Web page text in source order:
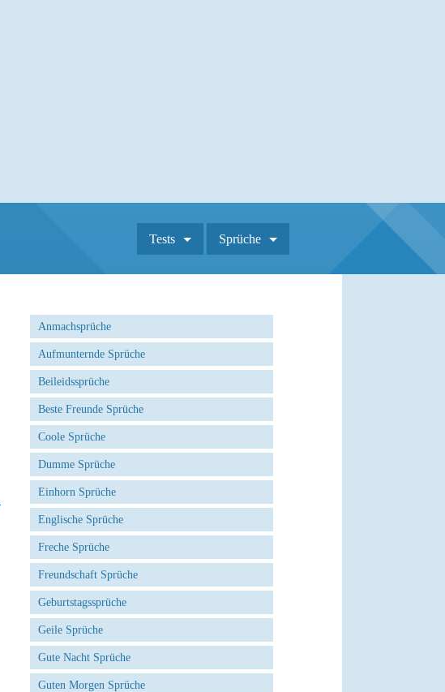
Tests Sprüche
Anmachsprüche
Aufmunternde Sprüche
Beileidssprüche
Beste Freunde Sprüche
Coole Sprüche
Dumme Sprüche
Einhorn Sprüche
Englische Sprüche
Freche Sprüche
Freundschaft Sprüche
Geburtstagssprüche
Geile Sprüche
Gute Nacht Sprüche
Guten Morgen Sprüche